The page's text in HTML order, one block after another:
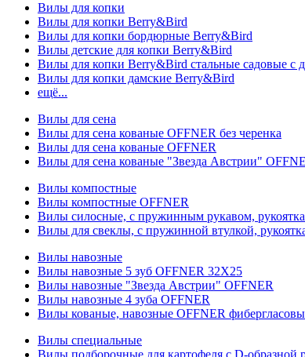
Вилы для копки
Вилы для копки Berry&Bird
Вилы для копки бордюрные Berry&Bird
Вилы детские для копки Berry&Bird
Вилы для копки Berry&Bird стальные садовые с
Вилы для копки дамские Berry&Bird
ещё...
Вилы для сена
Вилы для сена кованые OFFNER без черенка
Вилы для сена кованые OFFNER
Вилы для сена кованые "Звезда Австрии"
Вилы компостные
Вилы компостные OFFNER
Вилы силосные, с пружинным рукавом,
Вилы для свеклы, с пружинной втулкой,
Вилы навозные
Вилы навозные 5 зуб OFFNER 32X25
Вилы навозные "Звезда Австрии" OFFNER
Вилы навозные 4 зуба OFFNER
Вилы кованые, навозные OFFNER
Вилы специальные
Вилы подборочные для картофеля с D-образной